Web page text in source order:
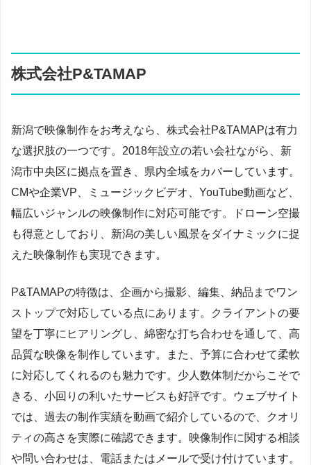
株式会社P&TAMAP
新潟で映像制作をお考えなら、株式会社P&TAMAPは有力
な選択肢の一つです。2018年設立の若い会社ながら、新
潟市中央区に拠点を置き、県内全域をカバーしています。
CMや企業VP、ミュージックビデオ、YouTube動画など、
幅広いジャンルの映像制作に対応可能です。ドローン空撮
も得意としており、新潟の美しい風景をダイナミックに捉
えた映像制作も実現できます。
P&TAMAPの特徴は、企画から撮影、編集、納品までワン
ストップで対応している点にあります。クライアントの要
望を丁寧にヒアリングし、綿密な打ち合わせを通して、高
品質な映像を制作しています。また、予算に合わせて柔軟
に対応してくれるのも魅力です。少人数体制だからこそで
きる、小回りの利いたサービスも好評です。ウェブサイト
では、過去の制作実績を動画で紹介しているので、クオリ
ティの高さを実際に確認できます。映像制作に関する相談
や問い合わせは、電話またはメールで受け付けています。